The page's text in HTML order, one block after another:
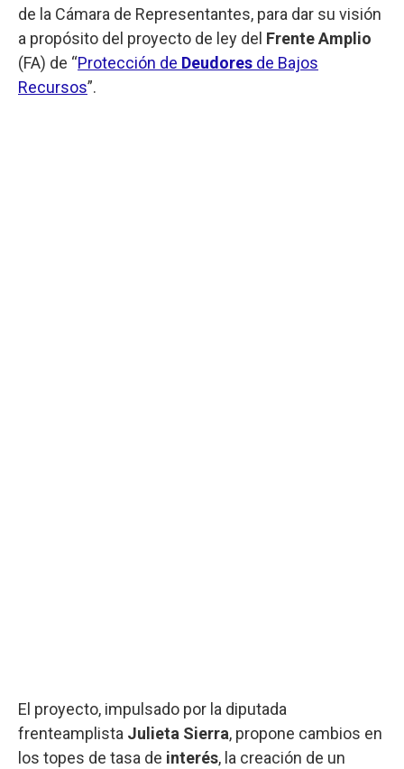
de la Cámara de Representantes, para dar su visión
a propósito del proyecto de ley del Frente Amplio
(FA) de “Protección de Deudores de Bajos
Recursos”.
El proyecto, impulsado por la diputada
frenteamplista Julieta Sierra, propone cambios en
los topes de tasa de interés, la creación de un